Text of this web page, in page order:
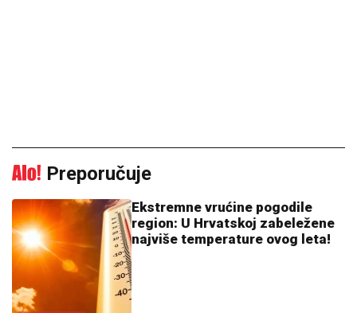
Preporučuje
Ekstremne vrućine pogodile
region: U Hrvatskoj zabeležene
najviše temperature ovog leta!